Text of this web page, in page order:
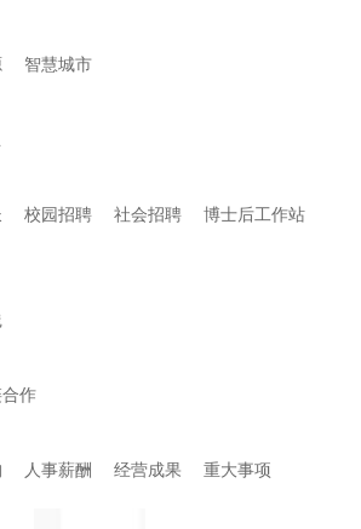
智慧城市
校园招聘 社会招聘
博士后工作站
作
人事薪酬 经营成果 重大事项